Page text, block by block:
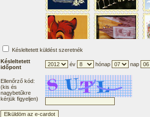
Késleltetett küldést szeretnék
Késleltetett
időpont
év hónap nap
Ellenőrző kód:
(kis és
nagybetűkre
kérjük figyeljen)